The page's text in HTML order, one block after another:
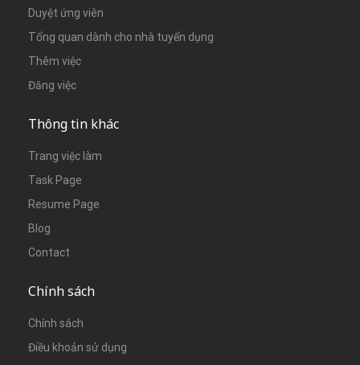
Duyệt ứng viên
Tổng quan dành cho nhà tuyển dụng
Thêm việc
Đăng việc
Thông tin khác
Trang việc làm
Task Page
Resume Page
Blog
Contact
Chính sách
Chính sách
Điều khoản sử dụng